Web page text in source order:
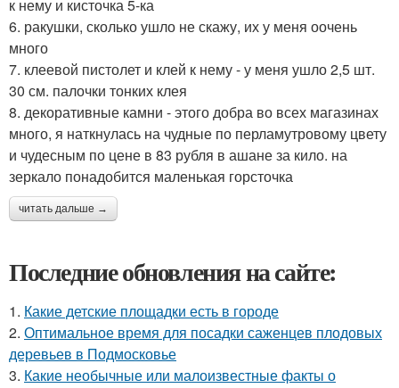
к нему и кисточка 5-ка
6. ракушки, сколько ушло не скажу, их у меня оочень
много
7. клеевой пистолет и клей к нему - у меня ушло 2,5 шт.
30 см. палочки тонких клея
8. декоративные камни - этого добра во всех магазинах
много, я наткнулась на чудные по перламутровому цвету
и чудесным по цене в 83 рубля в ашане за кило. на
зеркало понадобится маленькая горсточка
читать дальше →
Последние обновления на сайте:
1. Какие детские площадки есть в городе
2. Оптимальное время для посадки саженцев плодовых
деревьев в Подмосковье
3. Какие необычные или малоизвестные факты о